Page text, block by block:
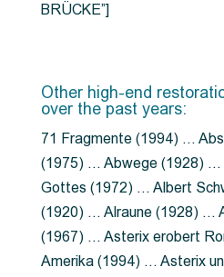
BRÜCKE”]
Other high-end
over the past years:
71 Fragmente (1994) …
(1975) … Abwege (1928) …
Gottes (1972) … Albert
(1920) … Alraune (1928) …
(1967) … Asterix erobert
Amerika (1994) … Asterix